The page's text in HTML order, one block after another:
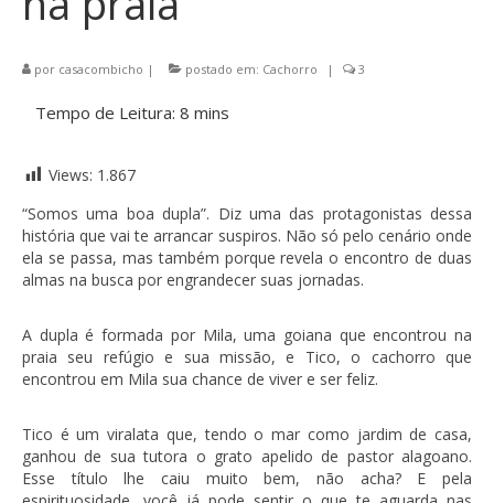
por casacombicho | postado em: Cachorro | 3
Views: 1.867
“Somos uma boa dupla”. Diz uma das protagonistas dessa
história que vai te arrancar suspiros. Não só pelo cenário onde
ela se passa, mas também porque revela o encontro de duas
almas na busca por engrandecer suas jornadas.
A dupla é formada por Mila, uma goiana que encontrou na
praia seu refúgio e sua missão, e Tico, o cachorro que
encontrou em Mila sua chance de viver e ser feliz.
Tico é um viralata que, tendo o mar como jardim de casa,
ganhou de sua tutora o grato apelido de pastor alagoano.
Esse título lhe caiu muito bem, não acha? E pela